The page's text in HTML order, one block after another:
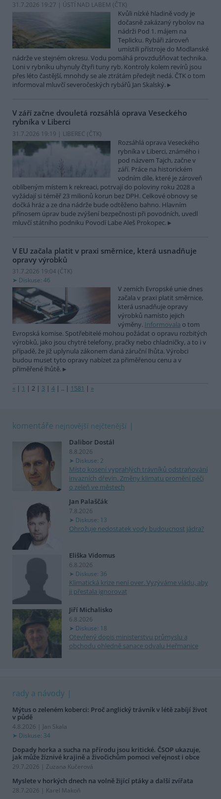
31.7.2026 19:27 | ÚSTÍ NAD LABEM (ČTK)
Kvůli nízké hladině vody je
dočasně zakázaný rybolov na
nádrži Pod 1. májem na
Teplicku. Rybáři zároveň
umístili přístroje do Modlanské
nádrže ve stejném okresu. Vodu pomáhá provzdušňovat technika.
Loni v rybníku uhynuly čtyři tuny ryb. Kontroly kolem revírů jsou
přes léto častější, mnohdy se ale ztrátám předejít nedá. ČTK o tom
informoval mluvčí severočeských rybářů Jan Skalský.
V září začne dvouletá rozsáhlá oprava Veseckého
rybníka v Liberci
31.7.2026 19:19 | LIBEREC (ČTK)
Rozsáhlá oprava Veseckého
rybníka v Liberci, známého i
pod názvem Tajch, začne v
září. Práce na historickém
vodním díle, které je zároveň
oblíbeným místem k rekreaci, potrvají do poloviny roku 2028 a
vyžádají si téměř 23 milionů korun bez DPH. Celkové obnovy se
dočká hráz a ze dna nádrže bude odtěženo bahno. Hlavním
přínosem úprav bude zvýšení bezpečnosti při povodních, uvedl
mluvčí státního podniku Povodí Labe Aleš Prokopec.
V EU začala platit v praxi směrnice, která usnadňuje
opravy výrobků
31.7.2026 19:04 (ČTK)
Diskuse: 46
V zemích Evropské unie dnes
začala v praxi platit směrnice,
která usnadňuje opravy
výrobků namísto jejich
výměny. Informovala o tom
Evropská komise. Spotřebitelé mohou požádat o opravu rozbitých
výrobků, jako jsou chytré telefony, pračky nebo chladničky, a to i v
případě, že již uplynula zákonem daná záruční lhůta. Výrobci
budou muset tyto opravy nabízet za přiměřenou cenu a v
přiměřené lhůtě.
« | 1 | 2 | 3 | 4 | .. | 1581 | »
komentáře nejnovější nejčtenější
Dalibor Dostál
8.8.2026
Diskuse: 2
Místo kosení vyprahlých trávníků odstraňování
invazních dřevin. Změny klimatu promění péči
o zeleň ve městech
Jan Palaščák
7.8.2026
Diskuse: 13
Ohrožuje nedostatek vody budoucnost jádra?
Eliška Vidomus
6.8.2026
Diskuse: 36
Klimatická krize není over. Vyzýváme vládu, aby
ji přestala ignorovat
Jiří Michalisko
6.8.2026
Diskuse: 18
Otevřený dopis ministerstvu průmyslu a
obchodu ohledně sanace odvalu Heřmanice
rady a návody
Mýtus o zeleném koberci: Proč anglický trávník v létě zabíjí život
v půdě
4.8.2026 | Jan Skala
Diskuse: 34
Dopady horka a sucha na přírodu jsou kritické. ČSOP ukazuje,
jak může žíznivé krajině a živočichům pomoci veřejnost i obce
29.7.2026 | Zuzana Kučerová
Myslete v horkých dnech na volně žijící ptáky a další zvířata
28.7.2026 | Karel Makoň